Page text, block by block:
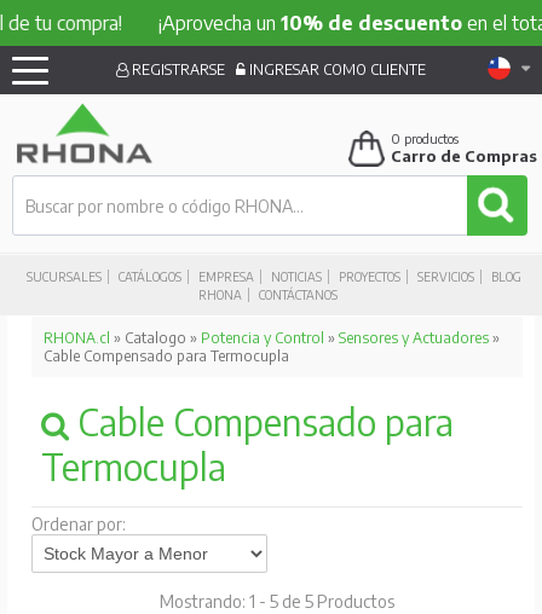
¡Aprovecha un10% de descuentoen el total de
SUCURSALES CATÁLOGOS EMPRESA NOTICIAS PROYECTOS SERVICIOS
BLOG
RHONA
CONTÁCTANOS
REGISTRARSE INGRESAR COMO CLIENTE
0 productos
Carro de Compras
RHONA.cl » Catalogo » Potencia y Control » Sensores y Actuadores»
Cable Compensado para Termocupla
Cable Compensado para
Termocupla
Ordenar por:
Mostrando: 1 - 5 de 5 Productos